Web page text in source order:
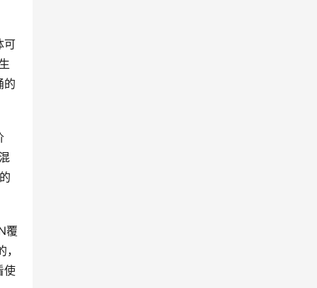
可
的
覆
使